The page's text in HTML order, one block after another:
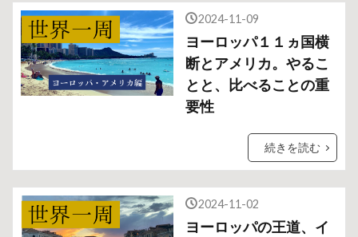
2024-11-09
ヨーロッパ１１ヵ国横
断とアメリカ。やるこ
とと、比べることの重
要性
続きを読む
2024-11-02
ヨーロッパの王道、イ